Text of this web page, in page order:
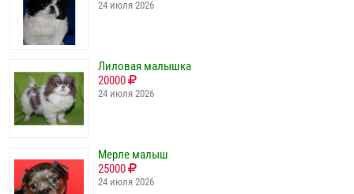
24 июля 2026
Лиловая малышка
20000
24 июля 2026
Мерле малыш
25000
24 июля 2026